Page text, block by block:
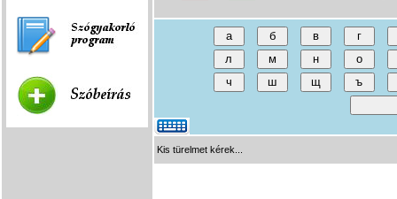
Kis türelmet kérek...